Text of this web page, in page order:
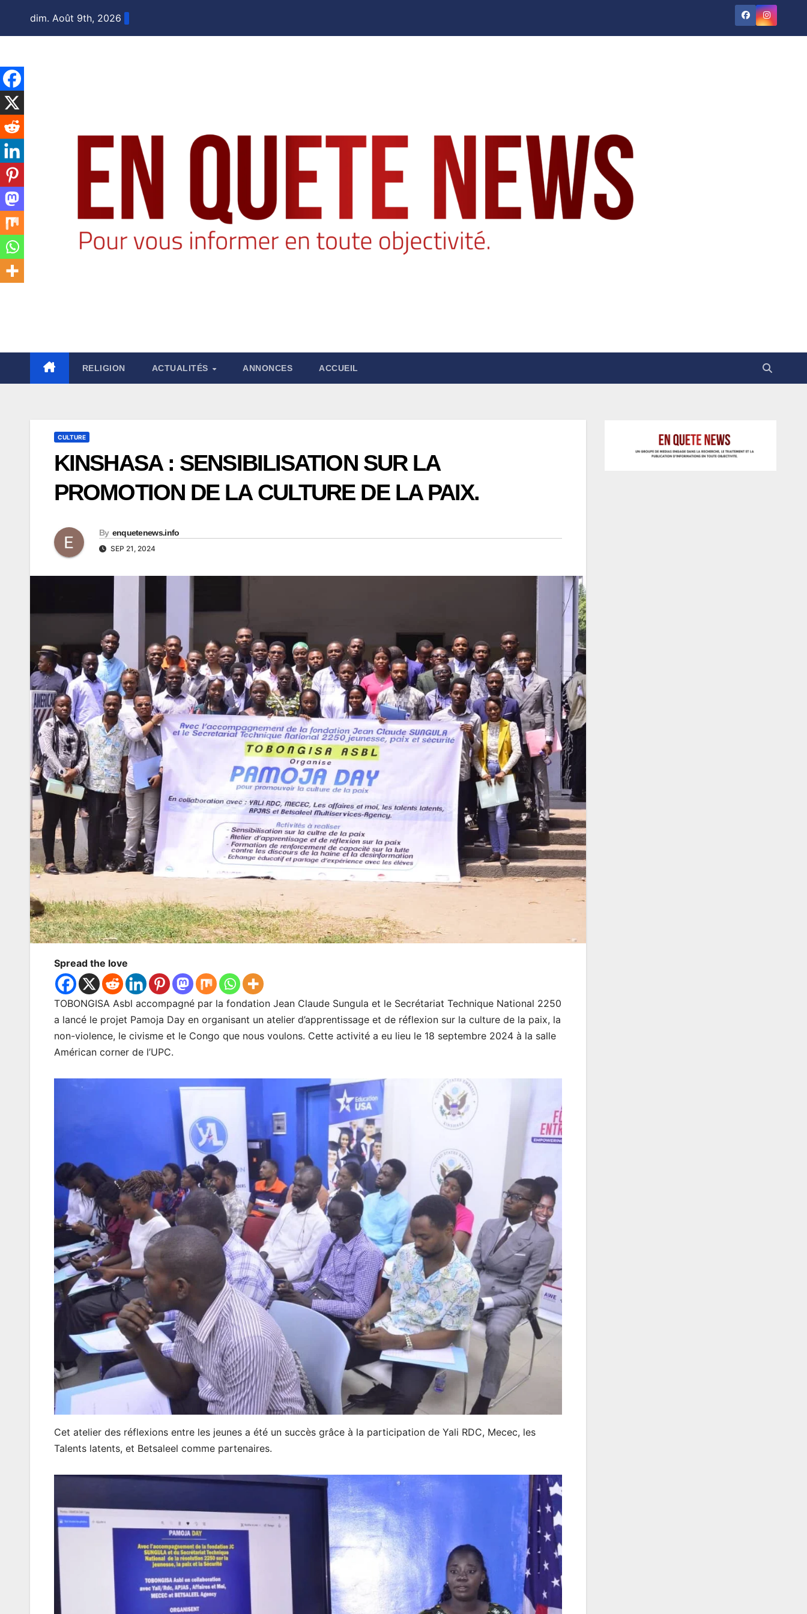
dim. Août 9th, 2026
RELIGION ACTUALITÉS ANNONCES ACCUEIL
CULTURE
KINSHASA : SENSIBILISATION SUR LA
PROMOTION DE LA CULTURE DE LA PAIX.
By enquetenews.info
SEP 21, 2024
Spread the love
TOBONGISA Asbl accompagné par la fondation Jean Claude Sungula et le Secrétariat Technique National 2250
a lancé le projet Pamoja Day en organisant un atelier d’apprentissage et de réflexion sur la culture de la paix, la
non-violence, le civisme et le Congo que nous voulons. Cette activité a eu lieu le 18 septembre 2024 à la salle
Américan corner de l’UPC.
Cet atelier des réflexions entre les jeunes a été un succès grâce à la participation de Yali RDC, Mecec, les
Talents latents, et Betsaleel comme partenaires.